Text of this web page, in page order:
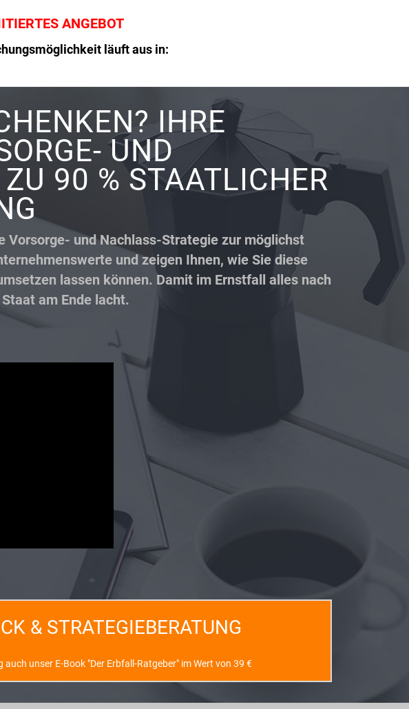
ANGEBOT
läuft aus in:
IHRE
UND
90 % STAATLICHER
und Nachlass-Strategie zur möglichst
und zeigen Ihnen, wie Sie diese
lassen können. Damit im Ernstfall alles nach
am Ende lacht.
& STRATEGIEBERATUNG
unser E-Book "Der Erbfall-Ratgeber" im Wert von 39 €